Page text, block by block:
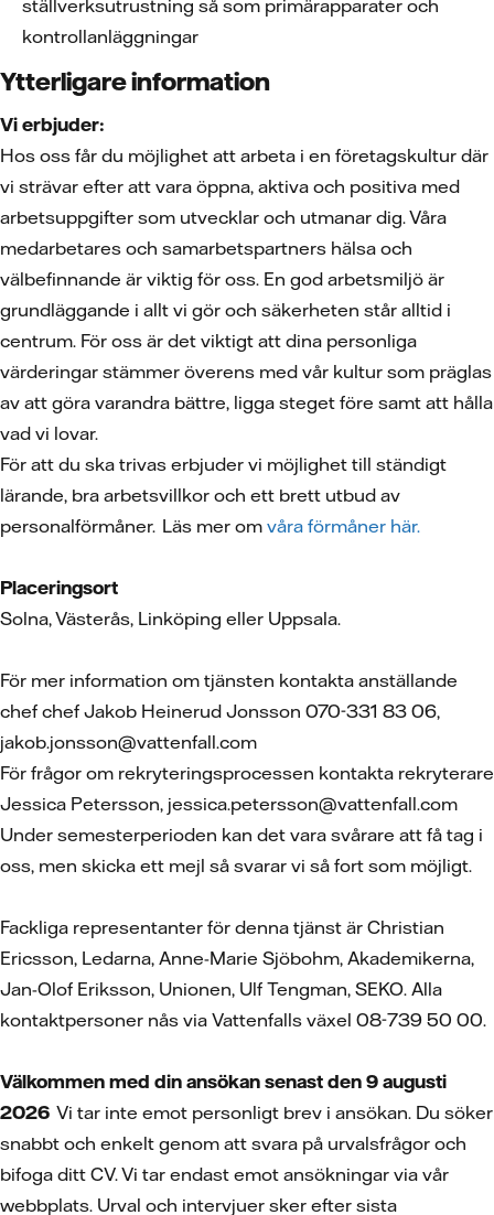
ställverksutrustning så som primärapparater och
kontrollanläggningar
Ytterligare information
Vi erbjuder:
Hos oss får du möjlighet att arbeta i en företagskultur där
vi strävar efter att vara öppna, aktiva och positiva med
arbetsuppgifter som utvecklar och utmanar dig. Våra
medarbetares och samarbetspartners hälsa och
välbefinnande är viktig för oss. En god arbetsmiljö är
grundläggande i allt vi gör och säkerheten står alltid i
centrum. För oss är det viktigt att dina personliga
värderingar stämmer överens med vår kultur som präglas
av att göra varandra bättre, ligga steget före samt att hålla
vad vi lovar.
För att du ska trivas erbjuder vi möjlighet till ständigt
lärande, bra arbetsvillkor och ett brett utbud av
personalförmåner. Läs mer om våra förmåner här.
Placeringsort
Solna, Västerås, Linköping eller Uppsala.
För mer information om tjänsten kontakta anställande
chef chef Jakob Heinerud Jonsson 070-331 83 06,
jakob.jonsson@vattenfall.com
För frågor om rekryteringsprocessen kontakta rekryterare
Jessica Petersson, jessica.petersson@vattenfall.com
Under semesterperioden kan det vara svårare att få tag i
oss, men skicka ett mejl så svarar vi så fort som möjligt.
Fackliga representanter för denna tjänst är Christian
Ericsson, Ledarna, Anne-Marie Sjöbohm, Akademikerna,
Jan-Olof Eriksson, Unionen, Ulf Tengman, SEKO. Alla
kontaktpersoner nås via Vattenfalls växel 08-739 50 00.
Välkommen med din ansökan senast den 9 augusti
2026 Vi tar inte emot personligt brev i ansökan. Du söker
snabbt och enkelt genom att svara på urvalsfrågor och
bifoga ditt CV. Vi tar endast emot ansökningar via vår
webbplats. Urval och intervjuer sker efter sista